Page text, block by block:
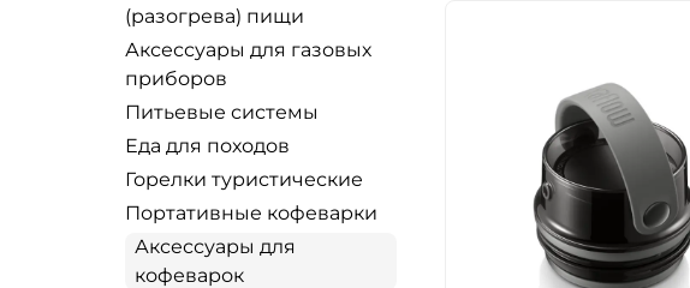
(разогрева) пищи
Аксессуары для газовых
приборов
Питьевые системы
Еда для походов
Горелки туристические
Портативные кофеварки
Аксессуары для
кофеварок